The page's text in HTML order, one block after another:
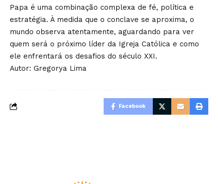
Papa é uma combinação complexa de fé, política e
estratégia. À medida que o conclave se aproxima, o
mundo observa atentamente, aguardando para ver
quem será o próximo líder da Igreja Católica e como
ele enfrentará os desafios do século XXI.
Autor: Gregorya Lima
Facebook